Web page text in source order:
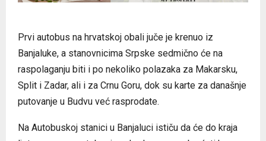
Prvi autobus na hrvatskoj obali juče je krenuo iz
Banjaluke, a stanovnicima Srpske sedmično će na
raspolaganju biti i po nekoliko polazaka za Makarsku,
Split i Zadar, ali i za Crnu Goru, dok su karte za današnje
putovanje u Budvu već rasprodate.
Na Autobuskoj stanici u Banjaluci ističu da će do kraja